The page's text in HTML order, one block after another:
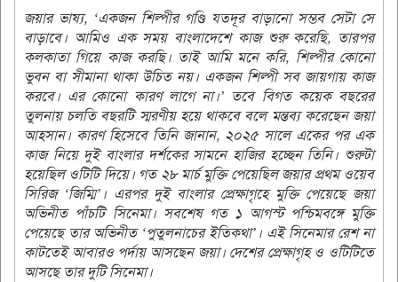
জয়ার ভাষ্য, ‘একজন শিল্পীর গণ্ডি যতদূর বাড়ানো সম্ভব সেটা সে
বাড়াবে। আমিও এক সময় বাংলাদেশে কাজ শুরু করেছি, তারপর
কলকাতা গিয়ে কাজ করছি। তাই আমি মনে করি, শিল্পীর কোনো
ভুবন বা সীমানা থাকা উচিত নয়। একজন শিল্পী সব জায়গায় কাজ
করবে। এর কোনো কারণ লাগে না।’ তবে বিগত কয়েক বছরের
তুলনায় চলতি বছরটি স্মরণীয় হয়ে থাকবে বলে মন্তব্য করেছেন জয়া
আহসান। কারণ হিসেবে তিনি জানান, ২০২৫ সালে একের পর এক
কাজ নিয়ে দুই বাংলার দর্শকের সামনে হাজির হচ্ছেন তিনি। শুরুটা
হয়েছিল ওটিটি দিয়ে। গত ২৮ মার্চ মুক্তি পেয়েছিল জয়ার প্রথম ওয়েব
সিরিজ ‘জিম্মি’। এরপর দুই বাংলার প্রেক্ষাগৃহে মুক্তি পেয়েছে জয়া
অভিনীত পাঁচটি সিনেমা। সবশেষ গত ১ আগস্ট পশ্চিমবঙ্গে মুক্তি
পেয়েছে তার অভিনীত ‘পুতুলনাচের ইতিকথা’। এই সিনেমার রেশ না
কাটতেই আবারও পর্দায় আসছেন জয়া। দেশের প্রেক্ষাগৃহ ও ওটিটিতে
আসছে তার দুটি সিনেমা।